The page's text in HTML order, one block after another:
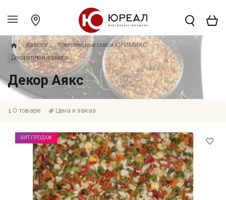
Каталог
Комплексные смеси ЮРИМИКС
Декоративные смеси
Декор Аякс
О товаре Цена и заказ
ХИТ ПРОДАЖ